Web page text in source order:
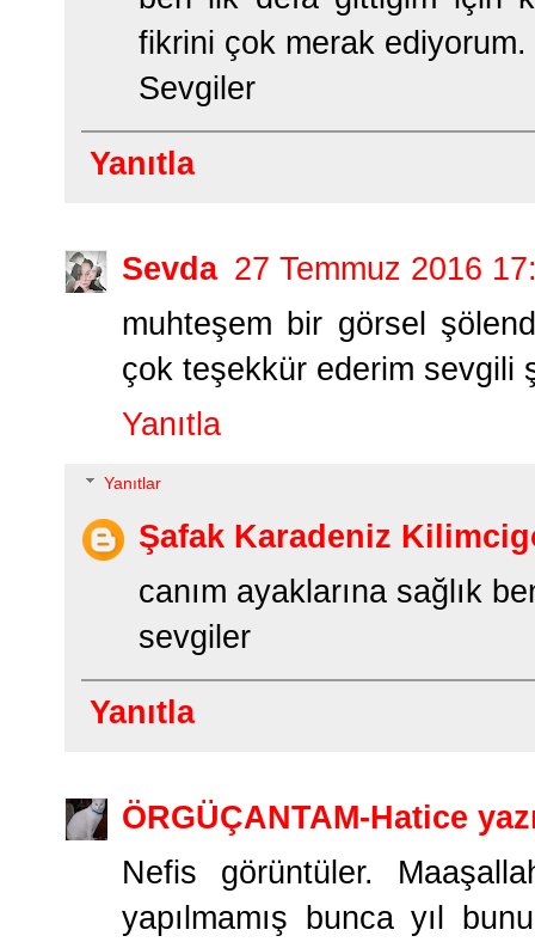
fikrini çok merak ediyorum.
Sevgiler
Yanıtla
Sevda 27 Temmuz 2016
muhteşem bir görsel
çok teşekkür ederim sevgili
Yanıtla
Yanıtlar
Şafak Karadeniz
canım ayaklarına sağlık
sevgiler
Yanıtla
ÖRGÜÇANTAM-Hatice
Nefis görüntüler.
yapılmamış bunca yıl